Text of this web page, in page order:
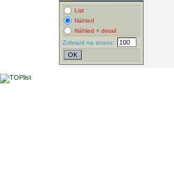
List
Náhled
Náhled + detail
Zobrazit na stranu: